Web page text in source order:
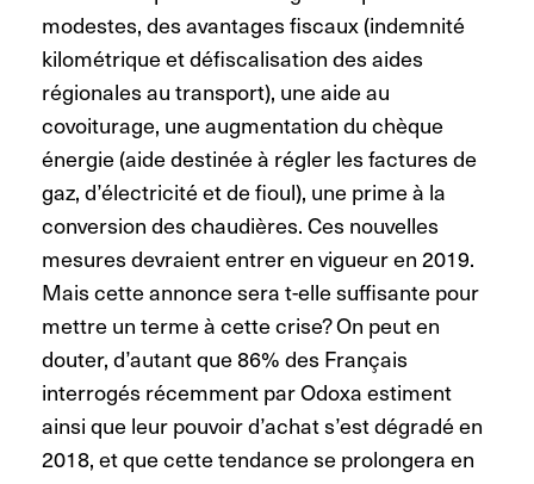
modestes, des avantages fiscaux (indemnité
kilométrique et défiscalisation des aides
régionales au transport), une aide au
covoiturage, une augmentation du chèque
énergie (aide destinée à régler les factures de
gaz, d’électricité et de fioul), une prime à la
conversion des chaudières. Ces nouvelles
mesures devraient entrer en vigueur en 2019.
Mais cette annonce sera t-elle suffisante pour
mettre un terme à cette crise? On peut en
douter, d’autant que 86% des Français
interrogés récemment par Odoxa estiment
ainsi que leur pouvoir d’achat s’est dégradé en
2018, et que cette tendance se prolongera en